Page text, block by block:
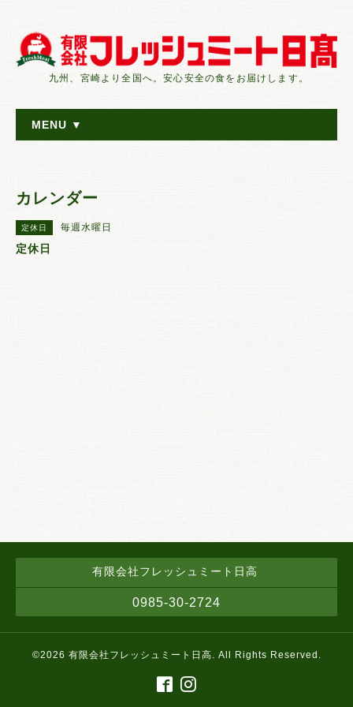
九州、宮崎より全国へ。安心安全の食をお届けします。
MENU ▼
カレンダー
定休日 毎週水曜日
定休日
有限会社フレッシュミート日高
0985-30-2724
©2026 有限会社フレッシュミート日高. All Rights Reserved.